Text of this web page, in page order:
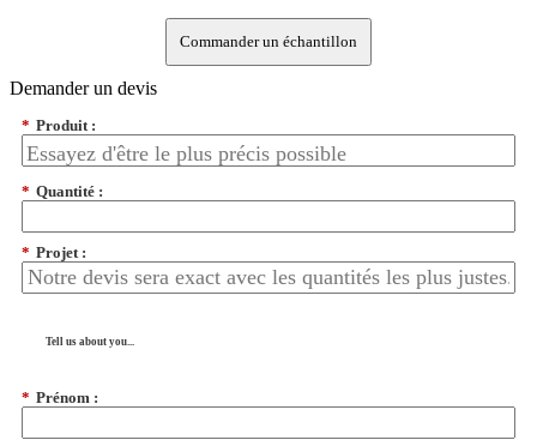
Commander un échantillon
Demander un devis
* Produit :
* Quantité :
* Projet :
Tell us about you...
* Prénom :